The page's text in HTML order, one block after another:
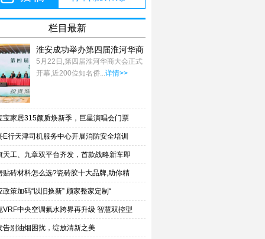
栏目最新
淮安成功举办第四届淮河华商
大会211个签约
5月22日,第四届淮河华商大会正式
开幕,近200位知名侨...详情>>
宝家居315颜质焕新季，巨星演唱会门票
E行天津司机服务中心开展消防安全培训
天工、九章双平台齐发，首款战略新车即
贴砖材料怎么选?瓷砖胶十大品牌,助你精
政策加码“以旧换新” 顾家整家定制“
VRF中央空调氟水跨界再升级 智慧双控型
告别油烟困扰，绽放清新之美